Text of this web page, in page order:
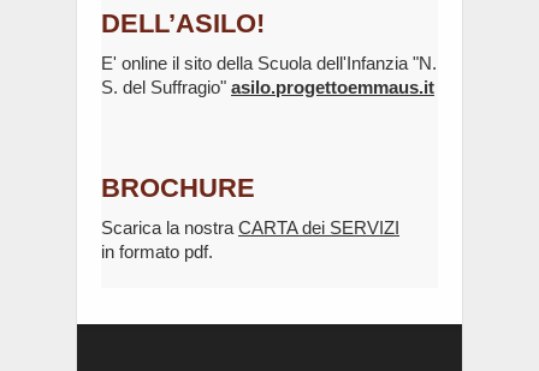
DELL’ASILO!
E' online il sito della Scuola dell'Infanzia "N.
S. del Suffragio" asilo.progettoemmaus.it
BROCHURE
Scarica la nostra CARTA dei SERVIZI
in formato pdf.